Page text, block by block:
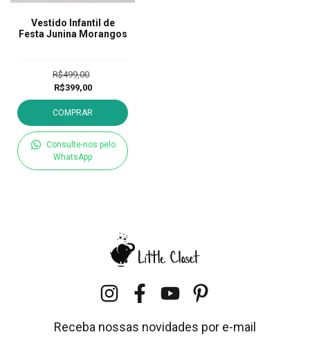
Vestido Infantil de
Festa Junina Morangos
R$499,00
R$399,00
COMPRAR
Consulte-nos pelo
WhatsApp
Receba nossas novidades por e-mail